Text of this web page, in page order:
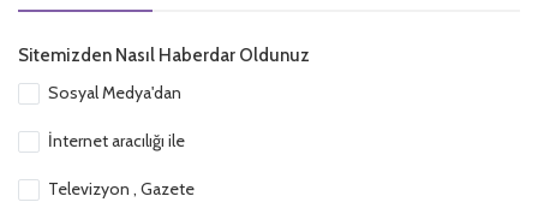
Sitemizden Nasıl Haberdar Oldunuz
Sosyal Medya'dan
İnternet aracılığı ile
Televizyon , Gazete